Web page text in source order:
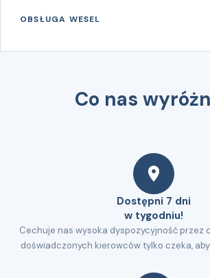
OBSŁUGA WESEL
Co nas
Dostępni 7 dni
w tygodniu!
Cechuje nas wysoka dyspozycyjność przez
doświadczonych kierowców tylko czeka,